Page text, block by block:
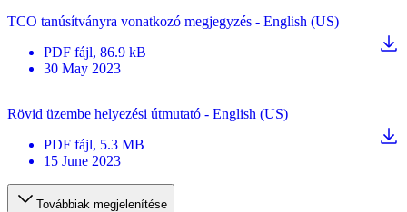
TCO tanúsítványra vonatkozó megjegyzés - English (US)
PDF fájl, 86.9 kB
30 May 2023
Rövid üzembe helyezési útmutató - English (US)
PDF fájl, 5.3 MB
15 June 2023
Továbbiak megjelenítése